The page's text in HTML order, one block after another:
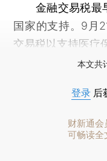
金融交易税最早
国家的支持。9月
交易税以支持医疗
本文共
登录 后
财新通会
可畅读全